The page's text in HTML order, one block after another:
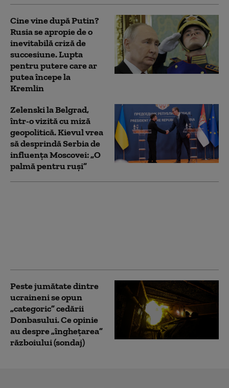
Cine vine după Putin?
Rusia se apropie de o
inevitabilă criză de
succesiune. Lupta
pentru putere care ar
putea începe la
Kremlin
Zelenski la Belgrad,
într-o vizită cu miză
geopolitică. Kievul vrea
să desprindă Serbia de
influența Moscovei: „O
palmă pentru ruși”
Peste jumătate dintre
ucraineni se opun
„categoric” cedării
Donbasului. Ce opinie
au despre „înghețarea”
războiului (sondaj)